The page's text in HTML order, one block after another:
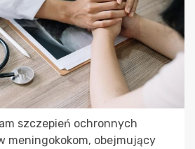
szczepień ochronnych
meningokokom, obejmujący